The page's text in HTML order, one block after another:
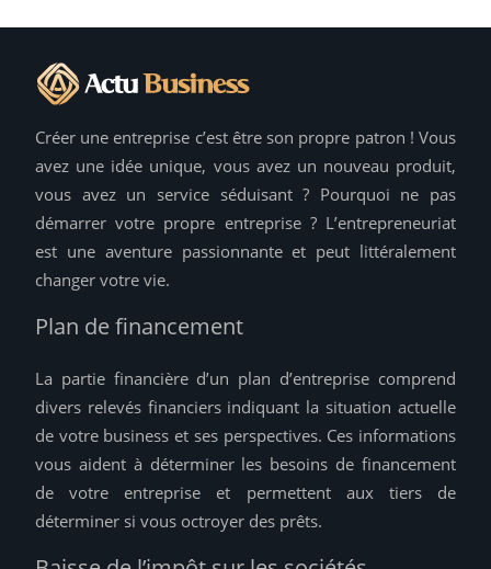
Créer une entreprise c’est être son propre patron ! Vous
avez une idée unique, vous avez un nouveau produit,
vous avez un service séduisant ? Pourquoi ne pas
démarrer votre propre entreprise ? L’entrepreneuriat
est une aventure passionnante et peut littéralement
changer votre vie.
Plan de financement
La partie financière d’un plan d’entreprise comprend
divers relevés financiers indiquant la situation actuelle
de votre business et ses perspectives. Ces informations
vous aident à déterminer les besoins de financement
de votre entreprise et permettent aux tiers de
déterminer si vous octroyer des prêts.